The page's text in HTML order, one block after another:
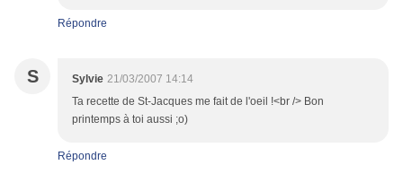
Répondre
S Sylvie 21/03/2007 14:14
Ta recette de St-Jacques me fait de l'oeil !<br /> Bon
printemps à toi aussi ;o)
Répondre